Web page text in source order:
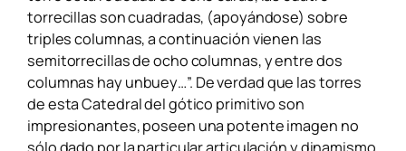
torrecillas son cuadradas, (apoyándose) sobre
triples columnas, a continuación vienen las
semitorrecillas de ocho columnas, y entre dos
columnas hay unbuey…”. De verdad que las torres
de esta Catedral del gótico primitivo son
impresionantes, poseen una potente imagen no
sólo dado por la particular articulación y dinamismo